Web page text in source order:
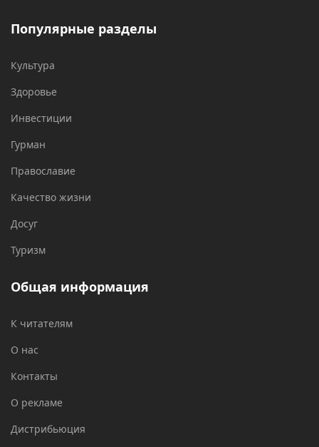
Популярные разделы
Культура
Здоровье
Инвестиции
Гурман
Православие
Качество жизни
Досуг
Туризм
Общая информация
К читателям
О нас
Контакты
О рекламе
Дистрибьюция